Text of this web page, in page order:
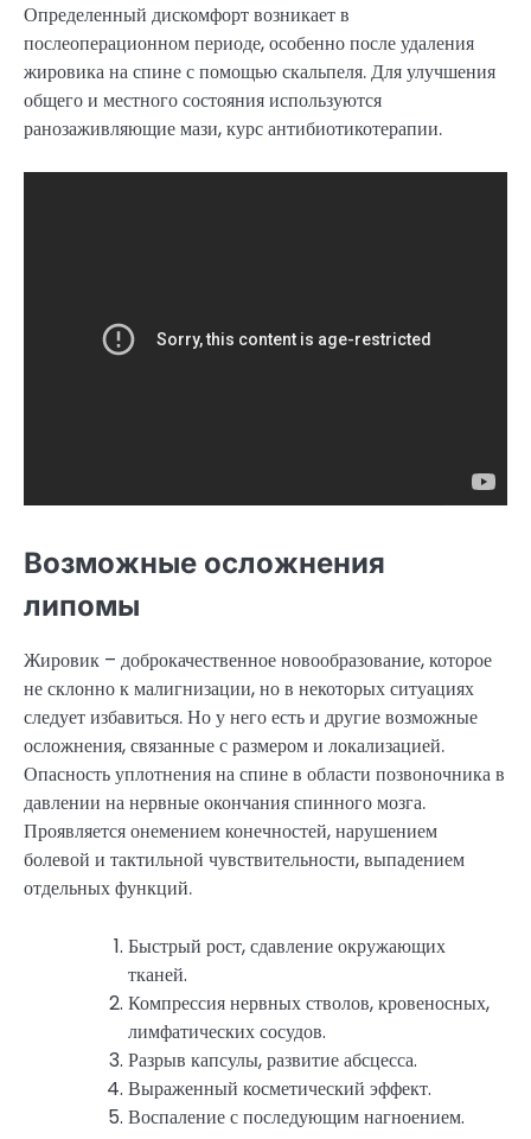
Определенный дискомфорт возникает в
послеоперационном периоде, особенно после удаления
жировика на спине с помощью скальпеля. Для улучшения
общего и местного состояния используются
ранозаживляющие мази, курс антибиотикотерапии.
Возможные осложнения
липомы
Жировик – доброкачественное новообразование, которое
не склонно к малигнизации, но в некоторых ситуациях
следует избавиться. Но у него есть и другие возможные
осложнения, связанные с размером и локализацией.
Опасность уплотнения на спине в области позвоночника в
давлении на нервные окончания спинного мозга.
Проявляется онемением конечностей, нарушением
болевой и тактильной чувствительности, выпадением
отдельных функций.
Быстрый рост, сдавление окружающих
тканей.
Компрессия нервных стволов, кровеносных,
лимфатических сосудов.
Разрыв капсулы, развитие абсцесса.
Выраженный косметический эффект.
Воспаление с последующим нагноением.